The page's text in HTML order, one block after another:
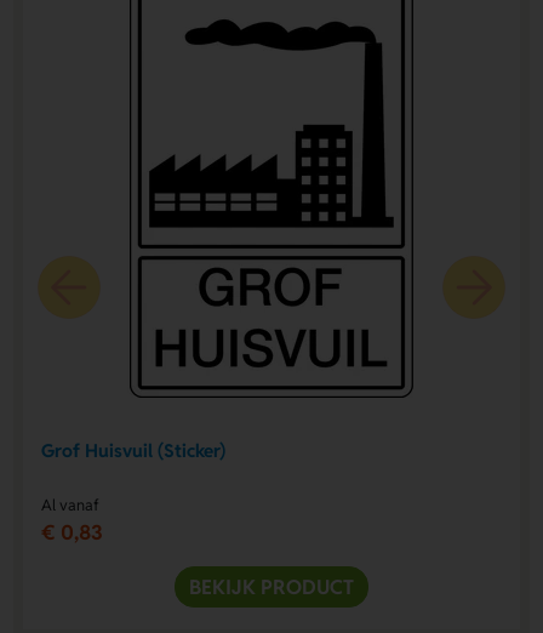
Grof Huisvuil (Sticker)
Al vanaf
€ 0,83
BEKIJK PRODUCT